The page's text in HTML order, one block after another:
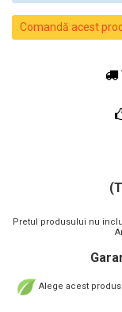
Comandă acest
Pretul produsului nu
Alege acest